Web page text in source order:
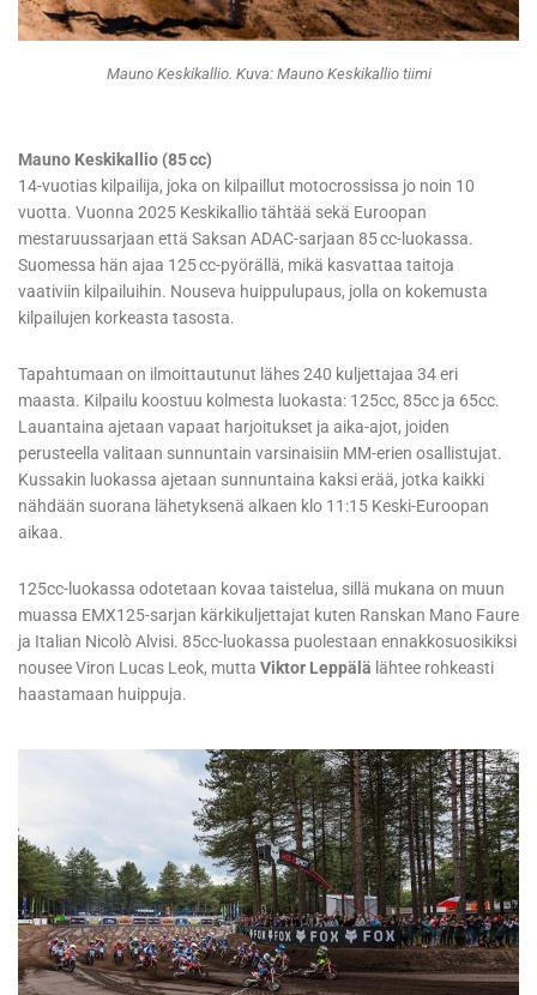
Mauno Keskikallio. Kuva: Mauno Keskikallio tiimi
Mauno Keskikallio (85 cc)
14-vuotias kilpailija, joka on kilpaillut motocrossissa jo noin 10
vuotta. Vuonna 2025 Keskikallio tähtää sekä Euroopan
mestaruussarjaan että Saksan ADAC-sarjaan 85 cc-luokassa.
Suomessa hän ajaa 125 cc-pyörällä, mikä kasvattaa taitoja
vaativiin kilpailuihin. Nouseva huippulupaus, jolla on kokemusta
kilpailujen korkeasta tasosta.
Tapahtumaan on ilmoittautunut lähes 240 kuljettajaa 34 eri
maasta. Kilpailu koostuu kolmesta luokasta: 125cc, 85cc ja 65cc.
Lauantaina ajetaan vapaat harjoitukset ja aika-ajot, joiden
perusteella valitaan sunnuntain varsinaisiin MM-erien osallistujat.
Kussakin luokassa ajetaan sunnuntaina kaksi erää, jotka kaikki
nähdään suorana lähetyksenä alkaen klo 11:15 Keski-Euroopan
aikaa.
125cc-luokassa odotetaan kovaa taistelua, sillä mukana on muun
muassa EMX125-sarjan kärkikuljettajat kuten Ranskan Mano Faure
ja Italian Nicolò Alvisi. 85cc-luokassa puolestaan ennakkosuosikiksi
nousee Viron Lucas Leok, mutta Viktor Leppälä lähtee rohkeasti
haastamaan huippuja.